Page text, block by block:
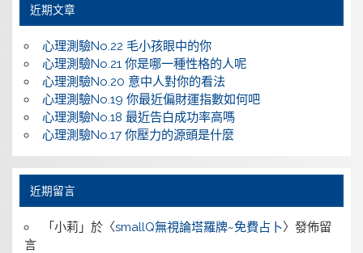
近期文章
心理測驗No.22 毛小孩眼中的你
心理測驗No.21 你是哪一種性格的人呢
心理測驗No.20 意中人對你的看法
心理測驗No.19 你最近偏財運指數如何吧
心理測驗No.18 最近告白成功率高嗎
心理測驗No.17 你壓力的源頭是什麼
近期留言
「 小莉」於〈smallQ無視論塔羅牌~免費占卜〉發佈留
言